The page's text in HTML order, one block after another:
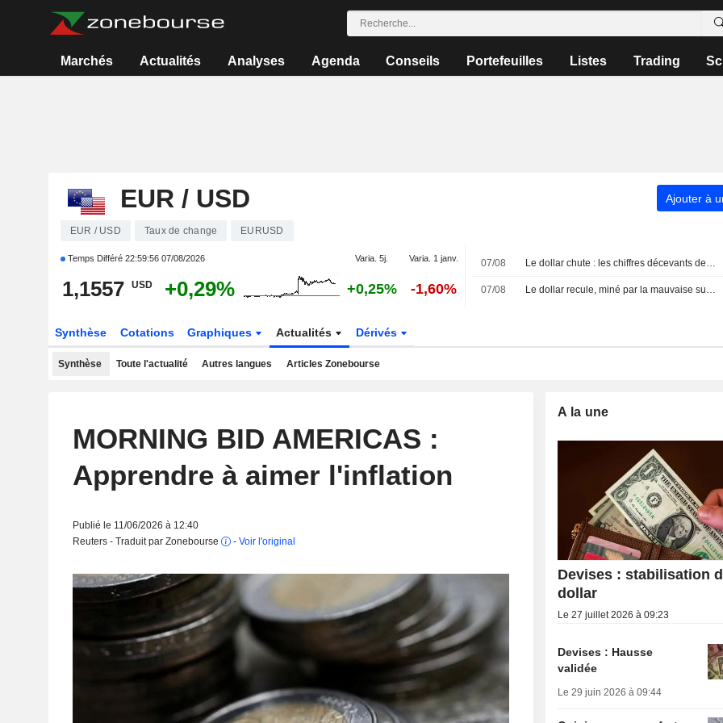
Marchés Actualités Analyses Agenda Conseils Portefeuilles Listes Trading
EUR / USD Ajouter à
EUR / USD Taux de change EURUSD
Temps Différé 22:59:56 07/08/2026 Varia. 5j. Varia. 1 janv.
1,1557 USD +0,29% +0,25% -1,60%
07/08 Le dollar chute : les chiffres décevants de l'emploi américain repoussent les anticipations de hausse des taux de la Fed
07/08 Le dollar recule, miné par la mauvaise surprise de l'emploi américain
Synthèse Cotations Graphiques Actualités Dérivés
Synthèse Toute l'actualité Autres langues Articles Zonebourse
MORNING BID AMERICAS :
Apprendre à aimer l'inflation
Publié le 11/06/2026 à 12:40
Reuters - Traduit par Zonebourse
- Voir l'original
A la une
Devises : stabilisation
dollar
Le 27 juillet 2026 à 09:23
Devises : Hausse
validée
Le 29 juin 2026 à 09:44